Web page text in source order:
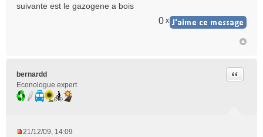
suivante est le gazogene a bois
0 x
bernardd
Econologue expert
Citer
21/12/09, 14:09